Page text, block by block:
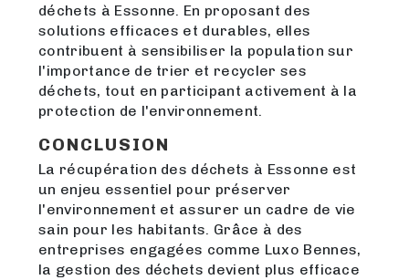
déchets à Essonne. En proposant des
solutions efficaces et durables, elles
contribuent à sensibiliser la population sur
l'importance de trier et recycler ses
déchets, tout en participant activement à la
protection de l'environnement.
CONCLUSION
La récupération des déchets à Essonne est
un enjeu essentiel pour préserver
l'environnement et assurer un cadre de vie
sain pour les habitants. Grâce à des
entreprises engagées comme Luxo Bennes,
la gestion des déchets devient plus efficace